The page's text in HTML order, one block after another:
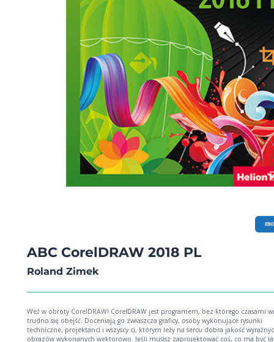
ABC CorelDRAW 2018 PL
Roland Zimek
Weź w obroty CorelDRAW! CorelDRAW jest programem, bez którego czasami wręcz
trudno się obejść. Doceniają go zwłaszcza graficy, osoby wykonujące rysunki
techniczne, projektanci i wszyscy ci, którym leży na sercu dobra jakość
obrazów wykonanych wektorowo. Jeśli musisz zaprojektować coś, co ma być